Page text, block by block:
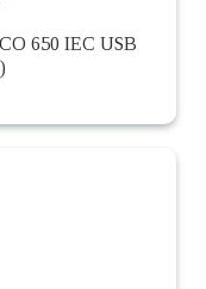
650 IEC USB